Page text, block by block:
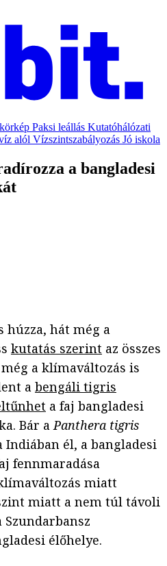
Paksi leállás Kutatóhálózati
alól Vízszintszabályozás Jó iskola
a bangladesi
húzza, hát még a
kutatás szerint az összes
a klímaváltozás is
a bengáli tigris
a faj bangladesi
Bár aPanthera tigris
Indiában él, a bangladesi
fennmaradása
miatt
miatt a nem túl távoli
élőhelye.